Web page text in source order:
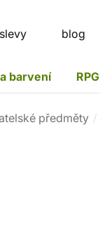
slevy blog
barvení RPG
předměty